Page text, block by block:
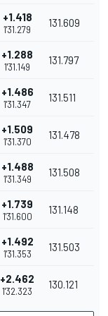
+1.418
1'31.279
131.609
+1.288
1'31.149
131.797
+1.486
1'31.347
131.511
+1.509
1'31.370
131.478
+1.488
1'31.349
131.508
+1.739
1'31.600
131.148
+1.492
1'31.353
131.503
+2.462
1'32.323
130.121